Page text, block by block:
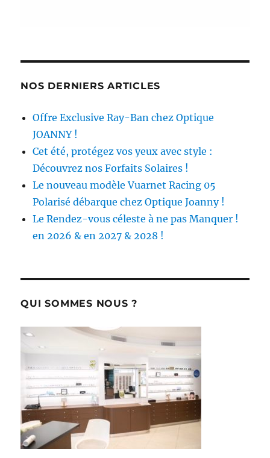
NOS DERNIERS ARTICLES
Offre Exclusive Ray-Ban chez Optique
JOANNY !
Cet été, protégez vos yeux avec style :
Découvrez nos Forfaits Solaires !
Le nouveau modèle Vuarnet Racing 05
Polarisé débarque chez Optique Joanny !
Le Rendez-vous céleste à ne pas Manquer !
en 2026 & en 2027 & 2028 !
QUI SOMMES NOUS ?